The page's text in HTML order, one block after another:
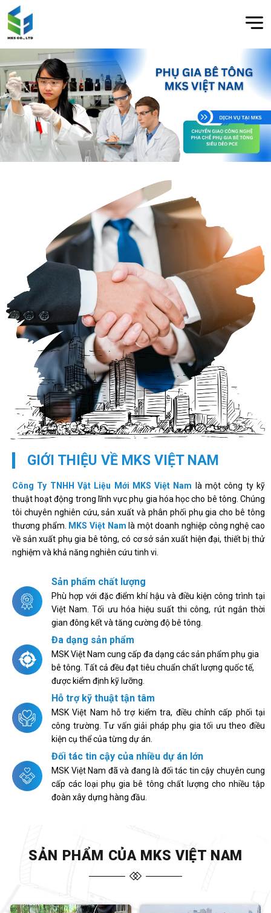
GIỚI THIỆU VỀ MKS VIỆT NAM
Công Ty TNHH Vật Liệu Mới MKS Việt Nam là một công ty kỹ
thuật hoạt động trong lĩnh vực phụ gia hóa học cho bê tông. Chúng
tôi chuyên nghiên cứu, sản xuất và phân phối phụ gia cho bê tông
thương phẩm.
MKS Việt Nam là một doanh nghiệp công nghệ cao
về sản xuất phụ gia bê tông, có cơ sở sản xuất hiện đại, thiết bị thử
nghiệm và khả năng nghiên cứu tinh vi.
Sản phẩm chất lượng
Phù hợp với đặc điểm khí hậu và điều kiện công trình tại
Việt Nam. Tối ưu hóa hiệu suất thi công, rút ngắn thời
gian đông kết và tăng cường độ bê tông.
Đa dạng sản phẩm
MSK Việt Nam cung cấp đa dạng các sản phẩm phụ gia
bê tông. Tất cả đều đạt tiêu chuẩn chất lượng quốc tế,
được kiểm định kỹ lưỡng.
Hỗ trợ kỹ thuật tận tâm
MSK Việt Nam hỗ trợ kiểm tra, điều chỉnh cấp phối tại
công trường. Tư vấn giải pháp phụ gia tối ưu theo điều
kiện cụ thể của từng dự án.
Đối tác tin cậy của nhiều dự án lớn
MSK Việt Nam đã và đang là đối tác tin cậy chuyên cung
cấp các loại phụ gia bê tông chất lượng cho nhiều tập
đoàn xây dựng hàng đầu.
SẢN PHẨM CỦA MKS VIỆT NAM